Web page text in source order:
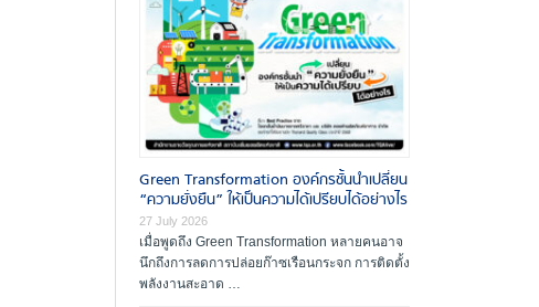
Green Transformation องค์กรชั้นนำเปลี่ยน
“ความยั่งยืน” ให้เป็นความได้เปรียบได้อย่างไร
27 July 2026
เมื่อพูดถึง Green Transformation หลายคนอาจ
นึกถึงการลดการปล่อยก๊าซเรือนกระจก การติดตั้ง
พลังงานสะอาด …